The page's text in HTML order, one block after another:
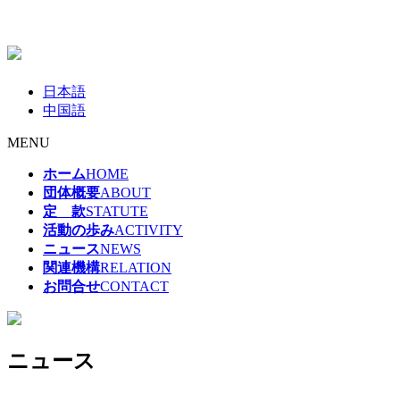
日本語
中国語
MENU
ホームHOME
団体概要ABOUT
定 款STATUTE
活動の歩みACTIVITY
ニュースNEWS
関連機構RELATION
お問合せCONTACT
ニュース